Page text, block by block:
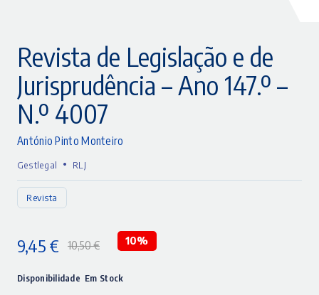
Revista de Legislação e de
Jurisprudência – Ano 147.º –
N.º 4007
António Pinto Monteiro
Gestlegal • RLJ
Revista
10,50€
preço
9,45 €
preço
10%
Disponibilidade Em Stock